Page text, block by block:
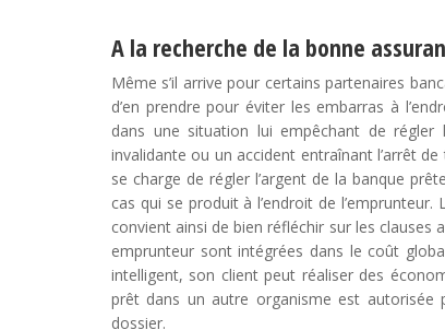
A la recherche de la bonne
Même s’il arrive pour certains partenaires
d’en prendre pour éviter les embarras à
dans une situation lui empêchant de régler
invalidante ou un accident entraînant l’arrêt
se charge de régler l’argent de la banque
cas qui se produit à l’endroit de
convient ainsi de bien réfléchir sur les clauses
emprunteur sont intégrées dans le coût
intelligent, son client peut réaliser des
prêt dans un autre organisme est autorisée
dossier.